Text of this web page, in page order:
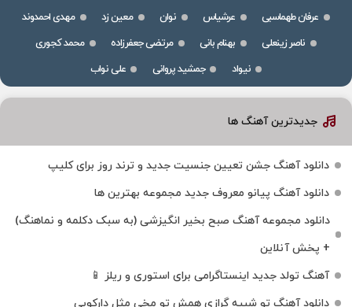
عرفان طهماسبی
عرشیاس نوان معین زد
مهدی احمدوند
ناصر زینعلی
بهنام بانی مرتضی جعفرزاده
محمد کجوری
نیواد
جمشید پروانی علی نواب
جدیدترین آهنگ ها
دانلود آهنگ جشن تعیین جنسیت جدید و ترند روز برای کلیپ
دانلود آهنگ پیانو معروف جدید مجموعه بهترین ها
دانلود مجموعه آهنگ صبح بخیر انگیزشی (به سبک دکلمه و نماهنگ)
+ پخش آنلاین
آهنگ تولد جدید اینستاگرامی برای استوری و ریلز 📱
دانلود آهنگ تو شبیه گرازی همش تو مخی مثل دارکوبی